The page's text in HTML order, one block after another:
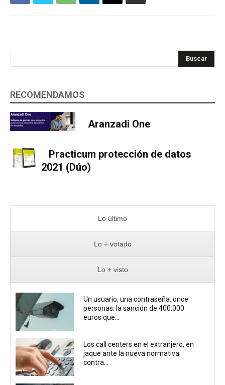
Buscar
RECOMENDAMOS
Aranzadi One
Practicum protección de datos
2021 (Dúo)
Lo último
Lo + votado
Lo + visto
Un usuario, una contraseña, once
personas: la sanción de 400.000
euros que...
Los call centers en el extranjero, en
jaque ante la nueva normativa
contra...